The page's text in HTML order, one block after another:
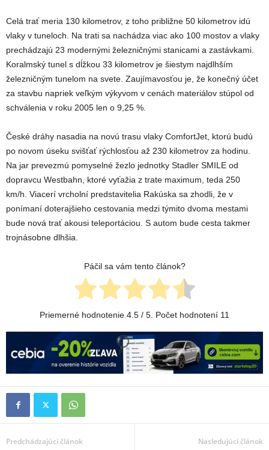
Celá trať meria 130 kilometrov, z toho približne 50 kilometrov idú
vlaky v tuneloch. Na trati sa nachádza viac ako 100 mostov a vlaky
prechádzajú 23 modernými železničnými stanicami a zastávkami.
Koralmský tunel s dĺžkou 33 kilometrov je šiestym najdlhším
železničným tunelom na svete. Zaujímavosťou je, že konečný účet
za stavbu napriek veľkým výkyvom v cenách materiálov stúpol od
schválenia v roku 2005 len o 9,25 %.
České dráhy nasadia na novú trasu vlaky ComfortJet, ktorú budú
po novom úseku svišťať rýchlosťou až 230 kilometrov za hodinu.
Na jar prevezmú pomyselné žezlo jednotky Stadler SMILE od
dopravcu Westbahn, ktoré vyťažia z trate maximum, teda 250
km/h. Viacerí vrcholní predstavitelia Rakúska sa zhodli, že v
ponímaní doterajšieho cestovania medzi týmito dvoma mestami
bude nová trať akousi teleportáciou. S autom bude cesta takmer
trojnásobne dlhšia.
Páčil sa vám tento článok?
Priemerné hodnotenie 4.5 / 5. Počet hodnotení 11
Predchádzajúci článok Nasledujúci článok